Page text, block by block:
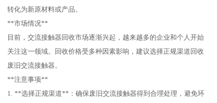
转化为新原材料或产品。
**市场情况**
目前，交流接触器回收市场逐渐兴起，越来越多的企业和个人开始
关注这一领域。回收价格受多种因素影响，建议选择正规渠道回收
废旧交流接触器。
**注意事项**
1. **选择正规渠道**：确保废旧交流接触器得到合理处理，避免环